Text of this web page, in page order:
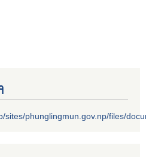
sites/phunglingmun.gov.np/files/